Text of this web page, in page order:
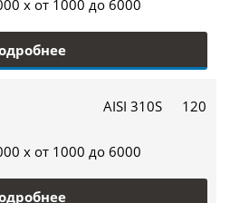
x от 1000 до 6000
AISI 310S 120
x от 1000 до 6000